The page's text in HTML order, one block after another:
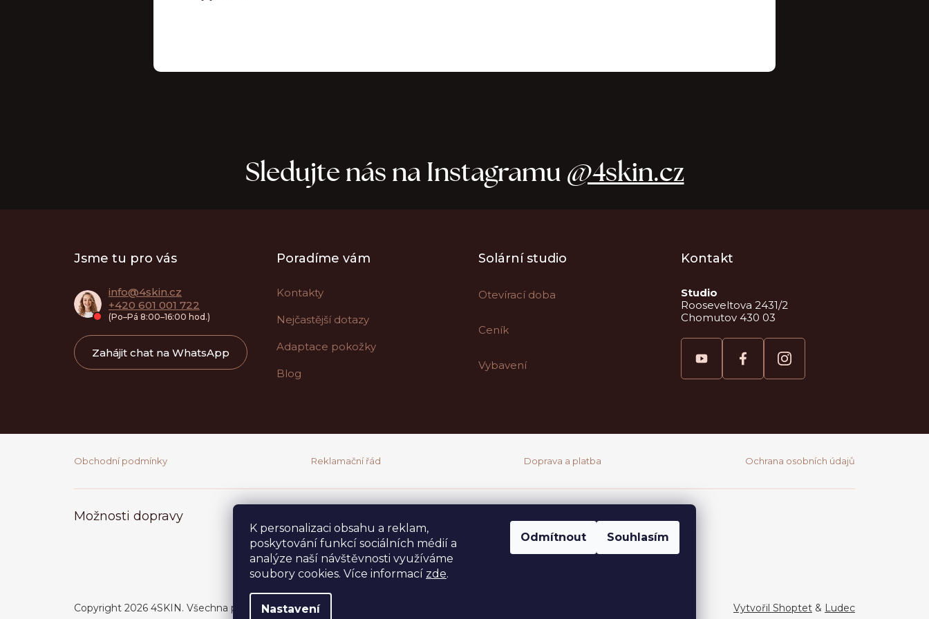
K personalizaci obsahu a reklam,
poskytování funkcí sociálních médií a
analýze naší návštěvnosti využíváme
soubory cookies. Více informací zde.
Nastavení
Odmítnout Souhlasím
Sledujte nás na Instagramu @4skin.cz
Jsme tu pro vás
info@4skin.cz
+420 601 001 722
(Po–Pá 8:00–16:00 hod.)
Zahájit chat na WhatsApp
Poradíme vám
Kontakty
Nejčastější dotazy
Adaptace pokožky
Blog
Solární studio
Otevírací doba
Ceník
Vybavení
Kontakt
Studio
Rooseveltova 2431/2
Chomutov 430 03
Obchodní podmínky Reklamační řád Doprava a platba Ochrana osobních údajů
Vytvořil Shoptet & Ludec
Copyright 2026 4SKIN. Všechna práva vyhrazena.Upravit nastavení cookies